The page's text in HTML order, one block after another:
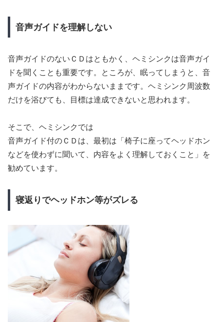
音声ガイドを理解しない
音声ガイドのないＣＤはともかく、ヘミシンクは音声ガイ
ドを聞くことも重要です。ところが、眠ってしまうと、音
声ガイドの内容がわからないままです。ヘミシンク周波数
だけを浴びても、目標は達成できないと思われます。
そこで、ヘミシンクでは
音声ガイド付のＣＤは、最初は「椅子に座ってヘッドホン
などを使わずに聞いて、内容をよく理解しておくこと」を
勧めています。
寝返りでヘッドホン等がズレる